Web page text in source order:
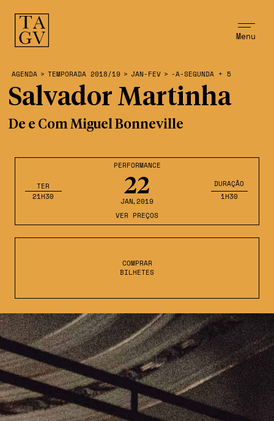
Menu
PERFORMANCE
22
JAN,2019
TER
21H30
DURAÇÃO
1H30
VER PREÇOS
COMPRAR
BILHETES
AGENDA > TEMPORADA 2018/19 > JAN-FEV > -A-SEGUNDA + 5
Salvador Martinha
De e Com Miguel Bonneville